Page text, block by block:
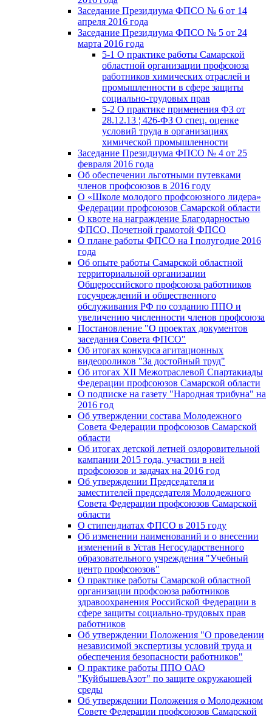
Заседание Президиума ФПСО № 6 от 14
апреля 2016 года
Заседание Президиума ФПСО № 5 от 24
марта 2016 года
5-1 О практике работы Самарской
областной организации профсоюза
работников химических отраслей и
промышленности в сфере защиты
социально-трудовых прав
5-2 О практике применения ФЗ от
28.12.13 ¦ 426-ФЗ О спец. оценке
условий труда в организациях
химической промышленности
Заседание Президиума ФПСО № 4 от 25
февраля 2016 года
Об обеспечении льготными путевками
членов профсоюзов в 2016 году
О «Школе молодого профсоюзного лидера»
Федерации профсоюзов Самарской области
О квоте на награждение Благодарностью
ФПСО, Почетной грамотой ФПСО
О плане работы ФПСО на I полугодие 2016
года
Об опыте работы Самарской областной
территориальной организации
Общероссийского профсоюза работников
госучреждений и общественного
обслуживания РФ по созданию ППО и
увеличению численности членов профсоюза
Постановление "О проектах документов
заседания Совета ФПСО"
Об итогах конкурса агитационных
видеороликов "За достойный труд"
Об итогах XII Межотраслевой Спартакиады
Федерации профсоюзов Самарской области
О подписке на газету "Народная трибуна" на
2016 год
Об утверждении состава Молодежного
Совета Федерации профсоюзов Самарской
области
Об итогах детской летней оздоровительной
кампании 2015 года, участии в ней
профсоюзов и задачах на 2016 год
Об утверждении Председателя и
заместителей председателя Молодежного
Совета Федерации профсоюзов Самарской
области
О стипендиатах ФПСО в 2015 году
Об изменении наименований и о внесении
изменений в Устав Негосударственного
образовательного учреждения "Учебный
центр профсоюзов"
О практике работы Самарской областной
организации профсоюза работников
здравоохранения Российской Федерации в
сфере защиты социально-трудовых прав
работников
Об утверждении Положения "О проведении
независимой экспертизы условий труда и
обеспечения безопасности работников"
О практике работы ППО ОАО
"КуйбышевАзот" по защите окружающей
среды
Об утверждении Положения о Молодежном
Совете Федерации профсоюзов Самарской